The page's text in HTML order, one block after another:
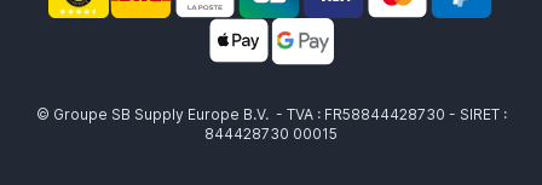
© Groupe SB Supply Europe B.V. - TVA : FR58844428730 - SIRET :
844428730 00015